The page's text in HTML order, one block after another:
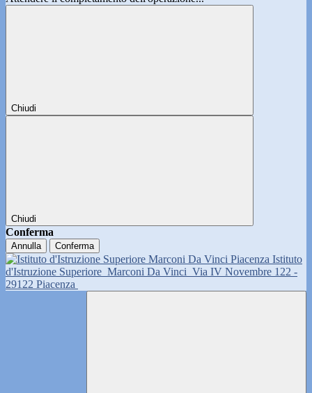
Chiudi
Chiudi
Conferma
Annulla Conferma
Istituto
d'Istruzione Superiore Marconi Da Vinci Via IV Novembre 122 -
29122 Piacenza